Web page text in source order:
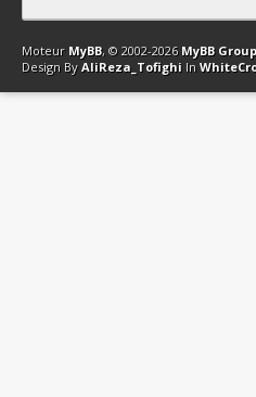
Contact Club Affiliation
Moteur MyBB, © 2002-2026 MyBB Group
Design By AliReza_Tofighi In